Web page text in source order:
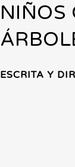
NIÑOS
ESCRITA Y